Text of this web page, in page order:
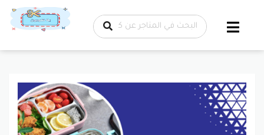
تخطي إلى
المحتوى